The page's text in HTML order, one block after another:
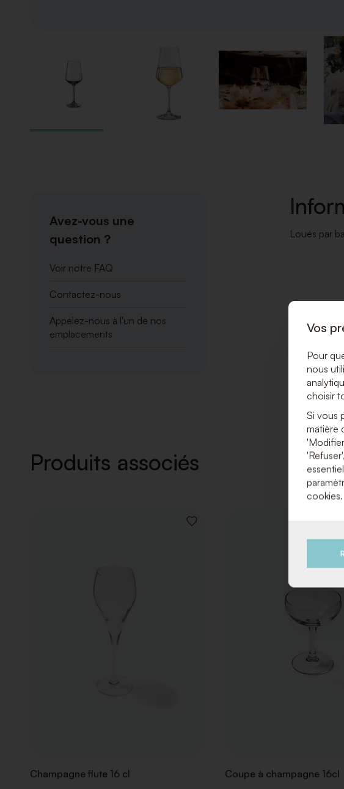
Loués par
Avez-vous une
question ?
Voir notre FAQ
Contactez-nous
Appelez-nous à l'un de nos
emplacements
Produits associés
AJOUTER
Champagne flute 16 cl
Coupe à champagne 16cl
Vos
Pour
nous
choisir
Si vous
matière
cookies.